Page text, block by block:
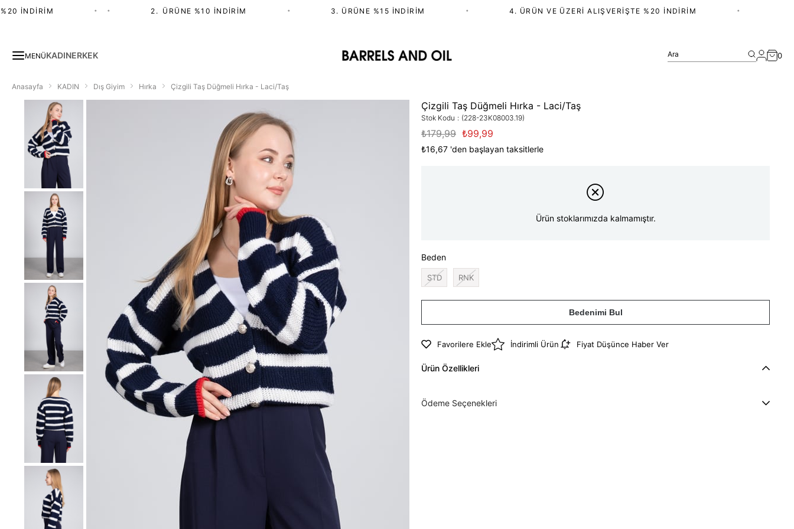
İNDIRIM 2.⁠ ⁠ÜRÜNE %10 İNDIRIM 3. ÜRÜNE %15 İNDIRIM 4. ÜRÜN VE ÜZERI ALIŞVERIŞTE %20 İNDIRIM
MENÜKADINERKEK Ara 0
Anasayfa KADIN Dış Giyim Hırka Çizgili Taş Düğmeli Hırka - Laci/Taş
Çizgili Taş Düğmeli Hırka - Laci/Taş
Stok Kodu (228-23K08003.19)
₺179,99 ₺99,99
₺16,67 'den başlayan taksitlerle
Ürün stoklarımızda kalmamıştır.
Beden
STD RNK
Bedenimi Bul
Favorilere Ekle İndirimli Ürün Fiyat Düşünce Haber Ver
Ürün Özellikleri
Ödeme Seçenekleri